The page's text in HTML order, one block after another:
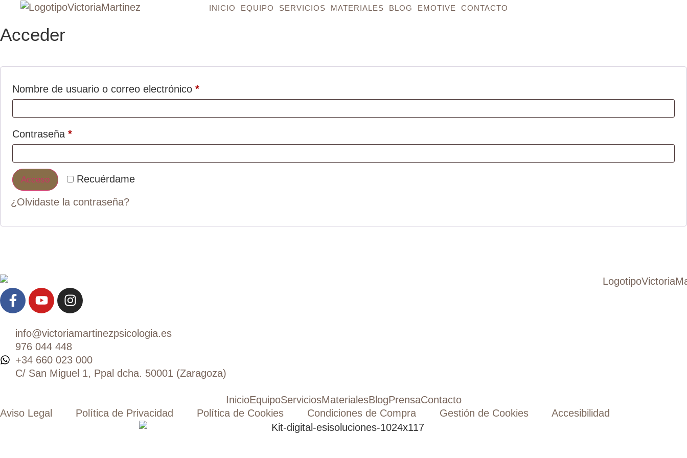
INICIO EQUIPO SERVICIOS MATERIALES BLOG EMOTIVE CONTACTO
Acceder
Nombre de usuario o correo electrónico *
Contraseña *
Recuérdame
Acceso
¿Olvidaste la contraseña?
info@victoriamartinezpsicologia.es
976 044 448
+34 660 023 000
C/ San Miguel 1, Ppal dcha. 50001 (Zaragoza)
InicioEquipoServiciosMaterialesBlogPrensaContacto
Aviso Legal
Política de Privacidad Política de Cookies Condiciones de Compra Gestión de Cookies Accesibilidad